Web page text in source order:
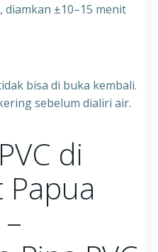
±10–15 menit
bisa di buka kembali.
sebelum dialiri air.
di
Papua